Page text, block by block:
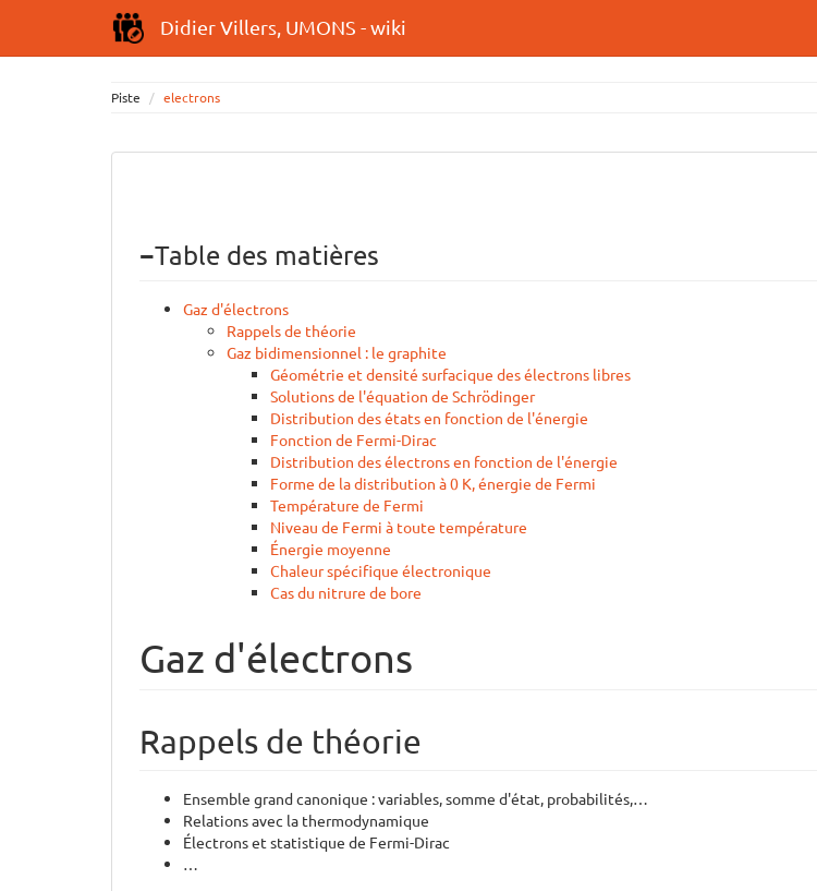
Didier Villers, UMONS - wiki
Piste
electrons
−Table des matières
Gaz d'électrons
Rappels de théorie
Gaz bidimensionnel : le graphite
Géométrie et densité surfacique des électrons libres
Solutions de l'équation de Schrödinger
Distribution des états en fonction de l'énergie
Fonction de Fermi-Dirac
Distribution des électrons en fonction de l'énergie
Forme de la distribution à 0 K, énergie de Fermi
Température de Fermi
Niveau de Fermi à toute température
Énergie moyenne
Chaleur spécifique électronique
Cas du nitrure de bore
Gaz d'électrons
Rappels de théorie
Ensemble grand canonique : variables, somme d'état, probabilités,…
Relations avec la thermodynamique
Électrons et statistique de Fermi-Dirac
…